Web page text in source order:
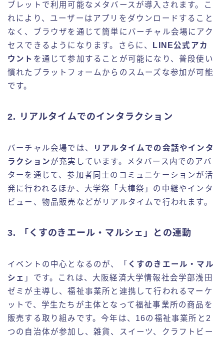
ブレットで利用可能なメタバースが導入されます。こ
れにより、ユーザーはアプリをダウンロードすること
なく、ブラウザを通じて簡単にバーチャル会場にアク
セスできるようになります。さらに、
LINE公式アカ
ウント を通じて参加することが可能になり、普段使い
慣れたプラットフォームからのスムーズな参加が可能
です。
2. リアルタイムでのインタラクション
バーチャル会場では、
リアルタイムでの会話やインタ
ラクションが充実しています。メタバース内でのアバ
ターを通じて、参加者同士のコミュニケーションが活
発に行われるほか、大学祭「大樟祭」の中継やインタ
ビュー、物品販売などがリアルタイムで行われます。
3. 「くすのきエール・マルシェ」との連動
イベントの中心となるのが、「 くすのきエール・マル
シェ 」です。これは、大阪経済大学情報社会学部浅田
ゼミが主導し、福祉事業所と連携して行われるマーケ
ットで、学生たちが主体となって福祉事業所の商品を
販売する取り組みです。今年は、16の福祉事業所と2
つの自治体が参加し、雑貨、スイーツ、クラフトビー